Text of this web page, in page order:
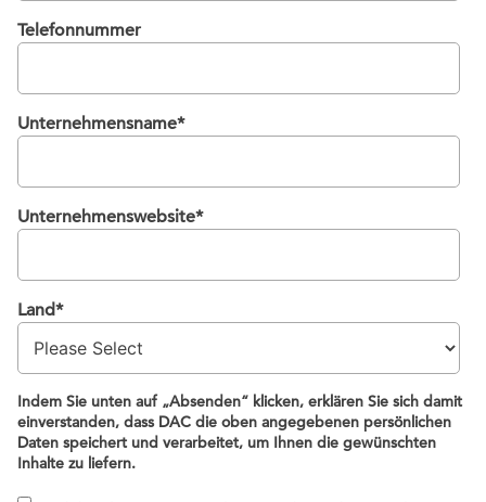
Telefonnummer
Unternehmensname*
Unternehmenswebsite*
Land*
Indem Sie unten auf „Absenden“ klicken, erklären Sie sich damit
einverstanden, dass DAC die oben angegebenen persönlichen
Daten speichert und verarbeitet, um Ihnen die gewünschten
Inhalte zu liefern.